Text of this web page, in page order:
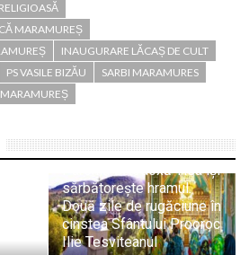
MARAMUREȘ
INAUGURARE LĂCAȘ DE CULT
PS VASILE BIZĂU
SARBI MARAMURES
MARAMUREȘ
și
Parohia Ortodoxă Tisa își
sărbătorește hramul.
Două zile de rugăciune în
cinstea Sfântului Prooroc
Ilie Tesviteanul